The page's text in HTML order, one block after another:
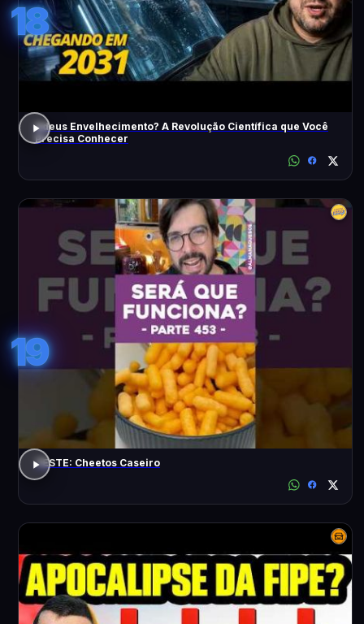
18
Adeus Envelhecimento? A Revolução Científica que Você
Precisa Conhecer
19
TESTE: Cheetos Caseiro